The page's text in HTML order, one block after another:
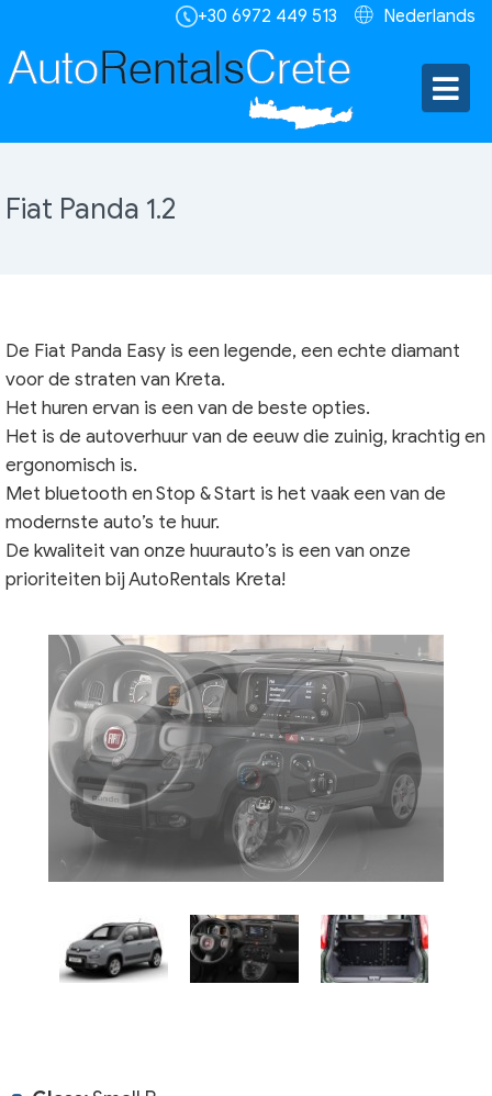
Nederlands
+30 6972 449 513
Fiat Panda 1.2
De Fiat Panda Easy is een legende, een echte diamant
voor de straten van Kreta.
Het huren ervan is een van de beste opties.
Het is de autoverhuur van de eeuw die zuinig, krachtig en
ergonomisch is.
Met bluetooth en Stop & Start is het vaak een van de
modernste auto’s te huur.
De kwaliteit van onze huurauto’s is een van onze
prioriteiten bij AutoRentals Kreta!